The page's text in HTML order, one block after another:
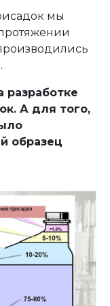
мы
разработке
А для того,
образец